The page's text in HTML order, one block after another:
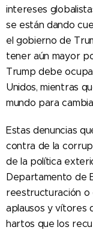
intereses
se están dando
el gobierno de
tener aún mayor
Trump debe
Unidos, mientras
mundo para
Estas denuncias
contra de la
de la política
Departamento de
reestructuración o
aplausos y vítores
hartos que los